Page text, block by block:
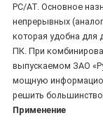
PC/AT. Основное
непрерывных
которая удобна для
ПК. При
выпускаемом ЗАО
мощную
решить
Применение